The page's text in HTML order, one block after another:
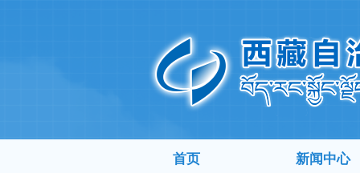
首页 新闻中心